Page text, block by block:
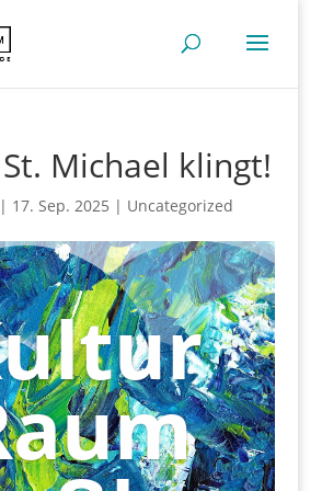
Michael klingt!
| 17. Sep. 2025 | Uncategorized